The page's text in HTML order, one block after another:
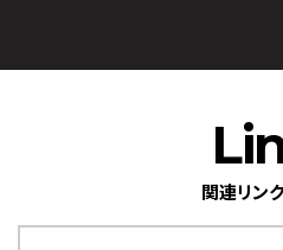
関連リン